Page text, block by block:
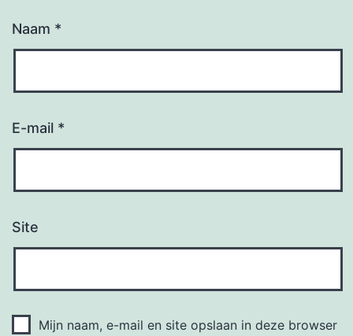
Naam *
E-mail *
Site
Mijn naam, e-mail en site opslaan in deze browser